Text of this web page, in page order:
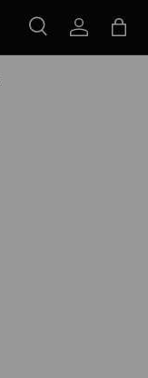
PesquisarIniciarSaco